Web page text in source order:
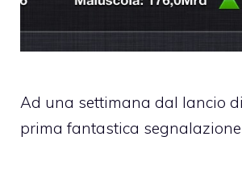
Ad una settimana dal lancio di
prima fantastica